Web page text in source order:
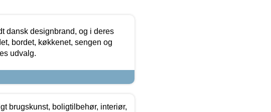
dansk designbrand, og i deres
bordet, køkkenet, sengen og
udvalg.
brugskunst, boligtilbehør, interiør,